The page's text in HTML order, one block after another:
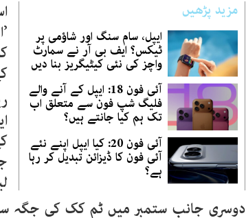
مزید پڑھیں
ایپل، سام سنگ اور شاؤمی پر
ٹیکس؟ ایف بی آر نے سمارٹ
واچز کی نئی کیٹیگریز بنا دیں
آئی فون 18: ایپل کے آنے والے
فلیگ شپ فون سے متعلق اب
تک ہم کیا جانتے ہیں؟
آئی فون 20: کیا ایپل اپنے نئے
آئی فون کا ڈیزائن تبدیل کر رہا
ہے؟
دوسری جانب ستمبر میں ٹم کک کی جگہ